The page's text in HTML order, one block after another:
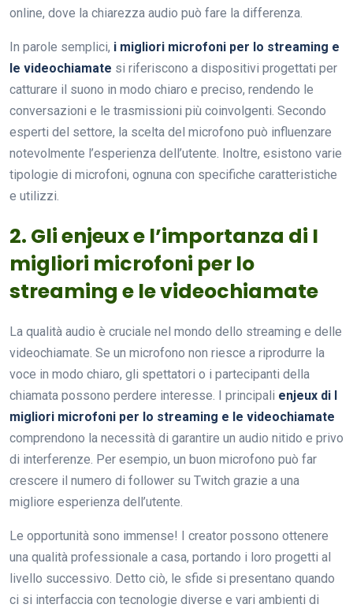
online, dove la chiarezza audio può fare la differenza.
In parole semplici, i migliori microfoni per lo streaming e
le videochiamate si riferiscono a dispositivi progettati per
catturare il suono in modo chiaro e preciso, rendendo le
conversazioni e le trasmissioni più coinvolgenti. Secondo
esperti del settore, la scelta del microfono può influenzare
notevolmente l’esperienza dell’utente. Inoltre, esistono varie
tipologie di microfoni, ognuna con specifiche caratteristiche
e utilizzi.
2. Gli enjeux e l’importanza di I
migliori microfoni per lo
streaming e le videochiamate
La qualità audio è cruciale nel mondo dello streaming e delle
videochiamate. Se un microfono non riesce a riprodurre la
voce in modo chiaro, gli spettatori o i partecipanti della
chiamata possono perdere interesse. I principali enjeux di I
migliori microfoni per lo streaming e le videochiamate
comprendono la necessità di garantire un audio nitido e privo
di interferenze. Per esempio, un buon microfono può far
crescere il numero di follower su Twitch grazie a una
migliore esperienza dell’utente.
Le opportunità sono immense! I creator possono ottenere
una qualità professionale a casa, portando i loro progetti al
livello successivo. Detto ciò, le sfide si presentano quando
ci si interfaccia con tecnologie diverse e vari ambienti di